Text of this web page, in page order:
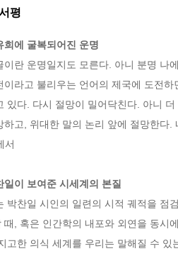
평
희에 굴복되어진 운명
이란 운명일지도 모른다. 아니 분명 나
이라고 불리우는 언어의 제국에 도전
있다. 다시 절망이 밀어닥친다. 아니
하고, 위대한 말의 논리 앞에 절망한다
서
일이 보여준 시세계의 본질
박찬일 시인의 일련의 시적 궤적을 점
때, 혹은 인간학의 내포와 외연을 동시
고한 의식 세계를 우리는 말해질 수 있